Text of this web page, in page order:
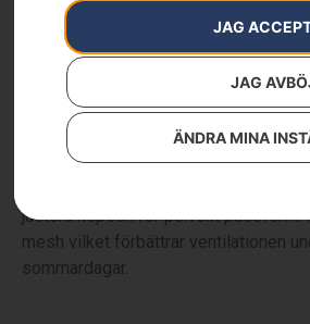
JAG
JAG
ÄNDRA MINA
Kategorier:
Fritidskläder Xplorer,
159kr
Ljusgrå, Pioneersåg
justera kepsen för perfekt passform.
mesh vilket förbättrar ventilationen
sommardagar.